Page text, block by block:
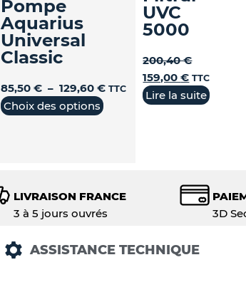
Pompe
Aquarius
Universal
Classic
85,50€ – 129,60€ TTC
Choix des options
UVC
5000
200,40€
159,00€ TTC
Lire la suite
LIVRAISON FRANCE
3 à 5 jours ouvrés
3D
ASSISTANCE TECHNIQUE